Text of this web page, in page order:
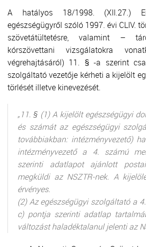
A hatályos 18/1998. (XII.27.)
egészségügyről szóló 1997. évi CLIV.
szövetátültetésre, valamint –
kórszövettani vizsgálatokra
végrehajtásáról) 11. § -a szerint
szolgáltató vezetője kérheti a kijelölt
törlését illetve kinevezését.
„11. § (1) A kijelölt egészségügyi
és számát az egészségügyi
továbbiakban: intézményvezető)
intézményvezető a 4. számú
szerinti adatlapot ajánlott
megküldi az NSZTR-nek. A
érvényes.
(2) Az egészségügyi szolgáltató a
c) pontja szerinti adatlap
változást haladéktalanul jelenti az